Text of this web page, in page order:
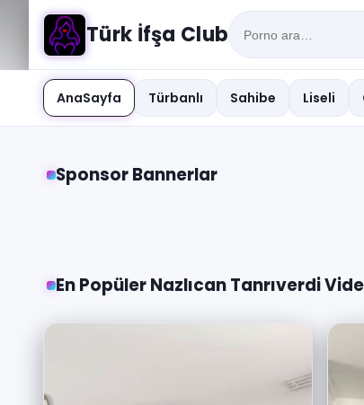
Türk İfşa Club
AnaSayfa Türbanlı Sahibe Liseli
Sponsor Bannerlar
En Popüler Nazlıcan Tanrıverdi